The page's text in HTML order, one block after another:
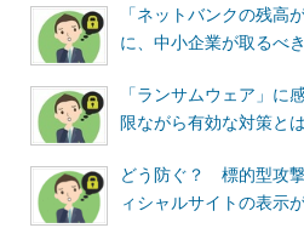
「ネットバンクの残高
に、中小企業が取るべ
「ランサムウェア」
限ながら有効な対策とは
どう防ぐ？ 標的型攻
ィシャルサイトの表示